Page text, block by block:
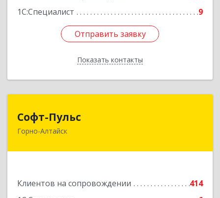
1С:Специалист
9
Отправить заявку
Показать контакты
Отправить заявку
Назад
Софт-Пульс
Горно-Алтайск
Клиентов на сопровождении
414
649006, Алтай Респ, Горно-Алтайск г,